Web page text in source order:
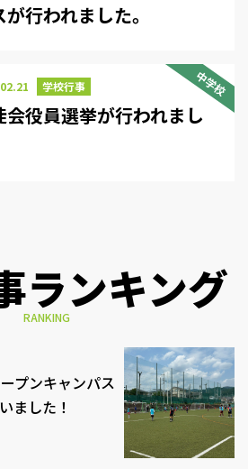
が行われました。
中学校
学校行事
会役員選挙が行われまし
ランキング
RANKING
ープンキャンパス
ました！